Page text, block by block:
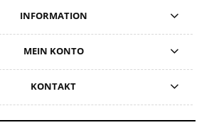
INFORMATION
MEIN KONTO
KONTAKT